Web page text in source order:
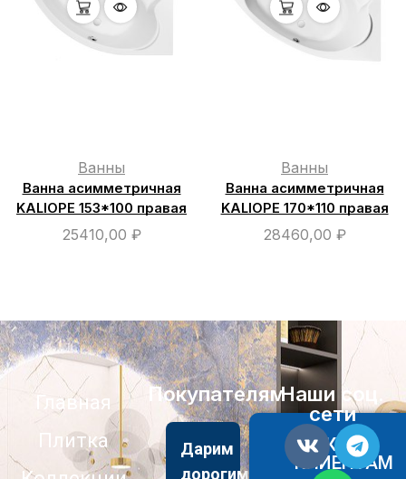
Ванны
Ванна асимметричная
KALIOPE 153*100 правая
25410,00 ₽
Ванны
Ванна асимметричная
KALIOPE 170*110 правая
28460,00 ₽
Главная
Плитка
Покупателям
Дарим
дорогим
АКЦИИ
КЛИЕНТАМ
Наши соц.
сети